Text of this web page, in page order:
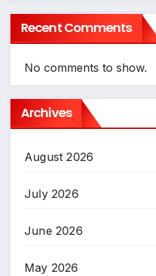
Recent Comments
No comments to show.
Archives
August 2026
July 2026
June 2026
May 2026